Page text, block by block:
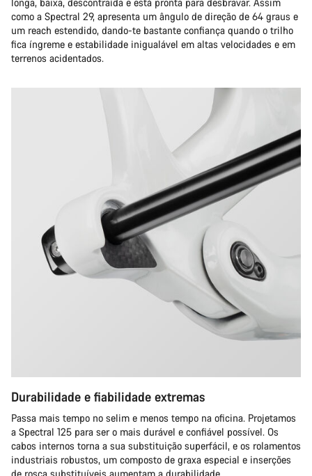
como a Spectral 29, apresenta um ângulo de direção de 64 graus e
um reach estendido, dando-te bastante confiança quando o trilho
fica íngreme e estabilidade inigualável em altas velocidades e em
terrenos acidentados.
Durabilidade e fiabilidade extremas
Passa mais tempo no selim e menos tempo na oficina. Projetamos
a Spectral 125 para ser o mais durável e confiável possível. Os
cabos internos torna a sua substituição superfácil, e os rolamentos
industriais robustos, um composto de graxa especial e inserções